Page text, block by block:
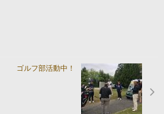
ゴルフ部活動中！